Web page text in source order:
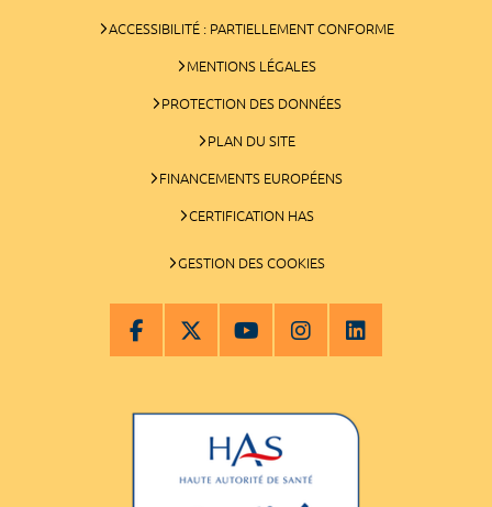
ACCESSIBILITÉ : PARTIELLEMENT CONFORME
MENTIONS LÉGALES
PROTECTION DES DONNÉES
PLAN DU SITE
FINANCEMENTS EUROPÉENS
CERTIFICATION HAS
GESTION DES COOKIES